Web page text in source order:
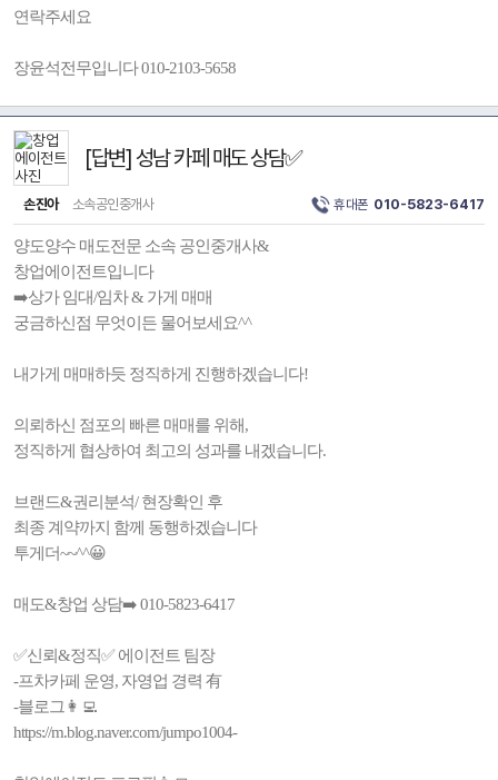
연락주세요
장윤석전무입니다 010-2103-5658
[답변] 성남 카페 매도 상담✅️
손진아 소속공인중개사 휴대폰 010-5823-6417
양도양수 매도전문 소속 공인중개사&
창업에이전트입니다
➡️상가 임대/임차 & 가게 매매
궁금하신점 무엇이든 물어보세요^^
내가게 매매하듯 정직하게 진행하겠습니다!
의뢰하신 점포의 빠른 매매를 위해,
정직하게 협상하여 최고의 성과를 내겠습니다.
브랜드&권리분석/ 현장확인 후
최종 계약까지 함께 동행하겠습니다
투게더~~^^😀
매도&창업 상담➡️ 010-5823-6417
✅️신뢰&정직✅️ 에이전트 팀장
-프차카페 운영, 자영업 경력 有
-블로그👩‍💻
https://m.blog.naver.com/jumpo1004-